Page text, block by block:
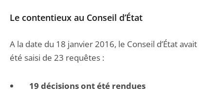
Le contentieux au Conseil d’État
A la date du 18 janvier 2016, le Conseil d’État avait
été saisi de 23 requêtes :
19 décisions ont été rendues